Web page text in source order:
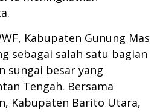
Kabupaten Gunung Mas
sebagai salah satu bagian
sungai besar yang
Tengah. Bersama
Kabupaten Barito Utara,